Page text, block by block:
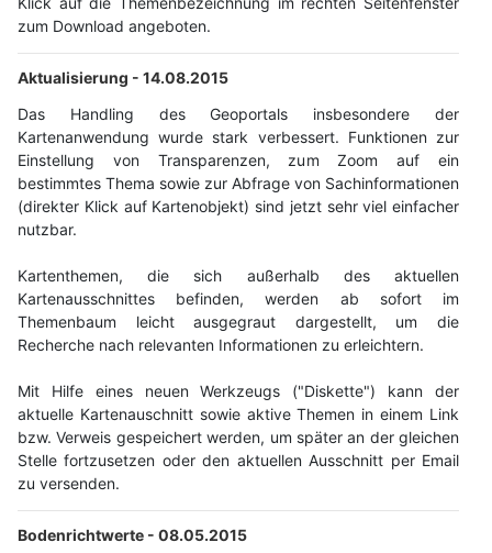
zum Download angeboten.
Aktualisierung - 14.08.2015
Das Handling des Geoportals insbesondere der
Kartenanwendung wurde stark verbessert. Funktionen zur
Einstellung von Transparenzen, zum Zoom auf ein
bestimmtes Thema sowie zur Abfrage von Sachinformationen
(direkter Klick auf Kartenobjekt) sind jetzt sehr viel einfacher
nutzbar.
Kartenthemen, die sich außerhalb des aktuellen
Kartenausschnittes befinden, werden ab sofort im
Themenbaum leicht ausgegraut dargestellt, um die
Recherche nach relevanten Informationen zu erleichtern.
Mit Hilfe eines neuen Werkzeugs ("Diskette") kann der
aktuelle Kartenauschnitt sowie aktive Themen in einem Link
bzw. Verweis gespeichert werden, um später an der gleichen
Stelle fortzusetzen oder den aktuellen Ausschnitt per Email
zu versenden.
Bodenrichtwerte - 08.05.2015